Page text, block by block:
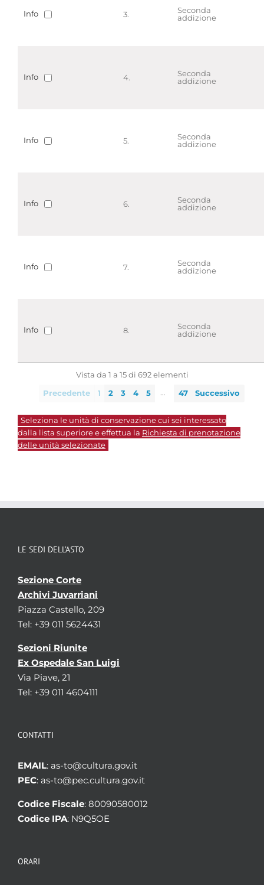
Info 3.
Seconda
addizione
Info 4.
Seconda
addizione
Info 5.
Seconda
addizione
Info 6.
Seconda
addizione
Info 7.
Seconda
addizione
Info 8.
Seconda
addizione
Vista da 1 a 15 di 692 elementi
Precedente 1 2 3 4 5 … 47 Successivo
Seleziona le unità di conservazione cui sei interessato
dalla lista superiore e effettua la Richiesta di prenotazione
delle unità selezionate
LE SEDI DELL’ASTO
Sezione Corte
Archivi Juvarriani
Piazza Castello, 209
Tel: +39 011 5624431
Sezioni Riunite
Ex Ospedale San Luigi
Via Piave, 21
Tel: +39 011 4604111
CONTATTI
EMAIL: as-to@cultura.gov.it
PEC: as-to@pec.cultura.gov.it
Codice Fiscale: 80090580012
Codice IPA: N9Q5OE
ORARI